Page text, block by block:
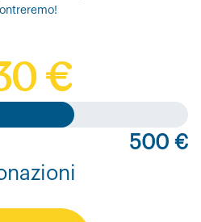
€
500 €